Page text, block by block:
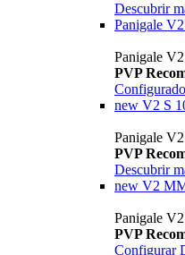
Descubrir
Panigale
Panigale V2
PVP
new V2 S
Panigale
PVP
Descubrir
new V2
Panigale
PVP
Configurar